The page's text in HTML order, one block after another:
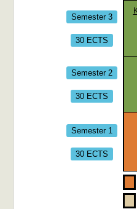
Semester 3
30 ECTS
Semester 2
30 ECTS
Semester 1
30 ECTS